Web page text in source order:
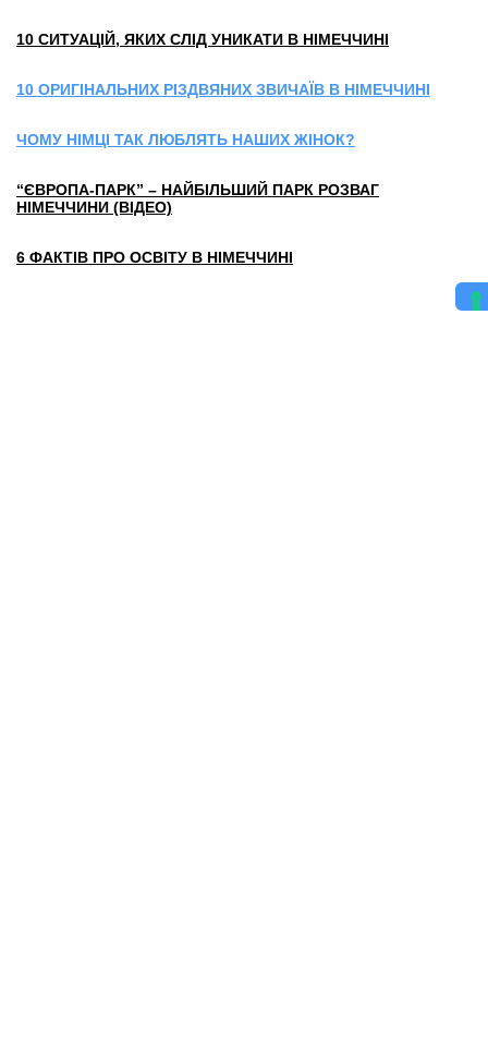
10 СИТУАЦІЙ, ЯКИХ СЛІД УНИКАТИ В НІМЕЧЧИНІ
10 ОРИГІНАЛЬНИХ РІЗДВЯНИХ ЗВИЧАЇВ В НІМЕЧЧИНІ
ЧОМУ НІМЦІ ТАК ЛЮБЛЯТЬ НАШИХ ЖІНОК?
“ЄВРОПА-ПАРК” – НАЙБІЛЬШИЙ ПАРК РОЗВАГ
НІМЕЧЧИНИ (ВІДЕО)
6 ФАКТІВ ПРО ОСВІТУ В НІМЕЧЧИНІ